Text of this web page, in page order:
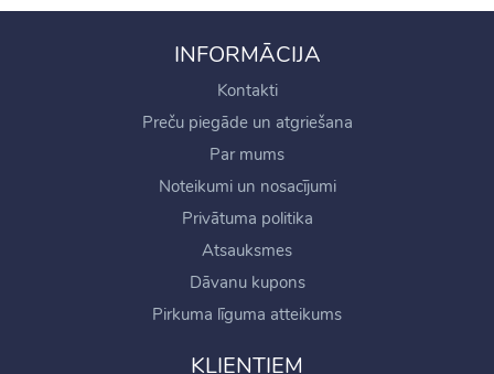
INFORMĀCIJA
Kontakti
Preču piegāde un atgriešana
Par mums
Noteikumi un nosacījumi
Privātuma politika
Atsauksmes
Dāvanu kupons
Pirkuma līguma atteikums
KLIENTIEM